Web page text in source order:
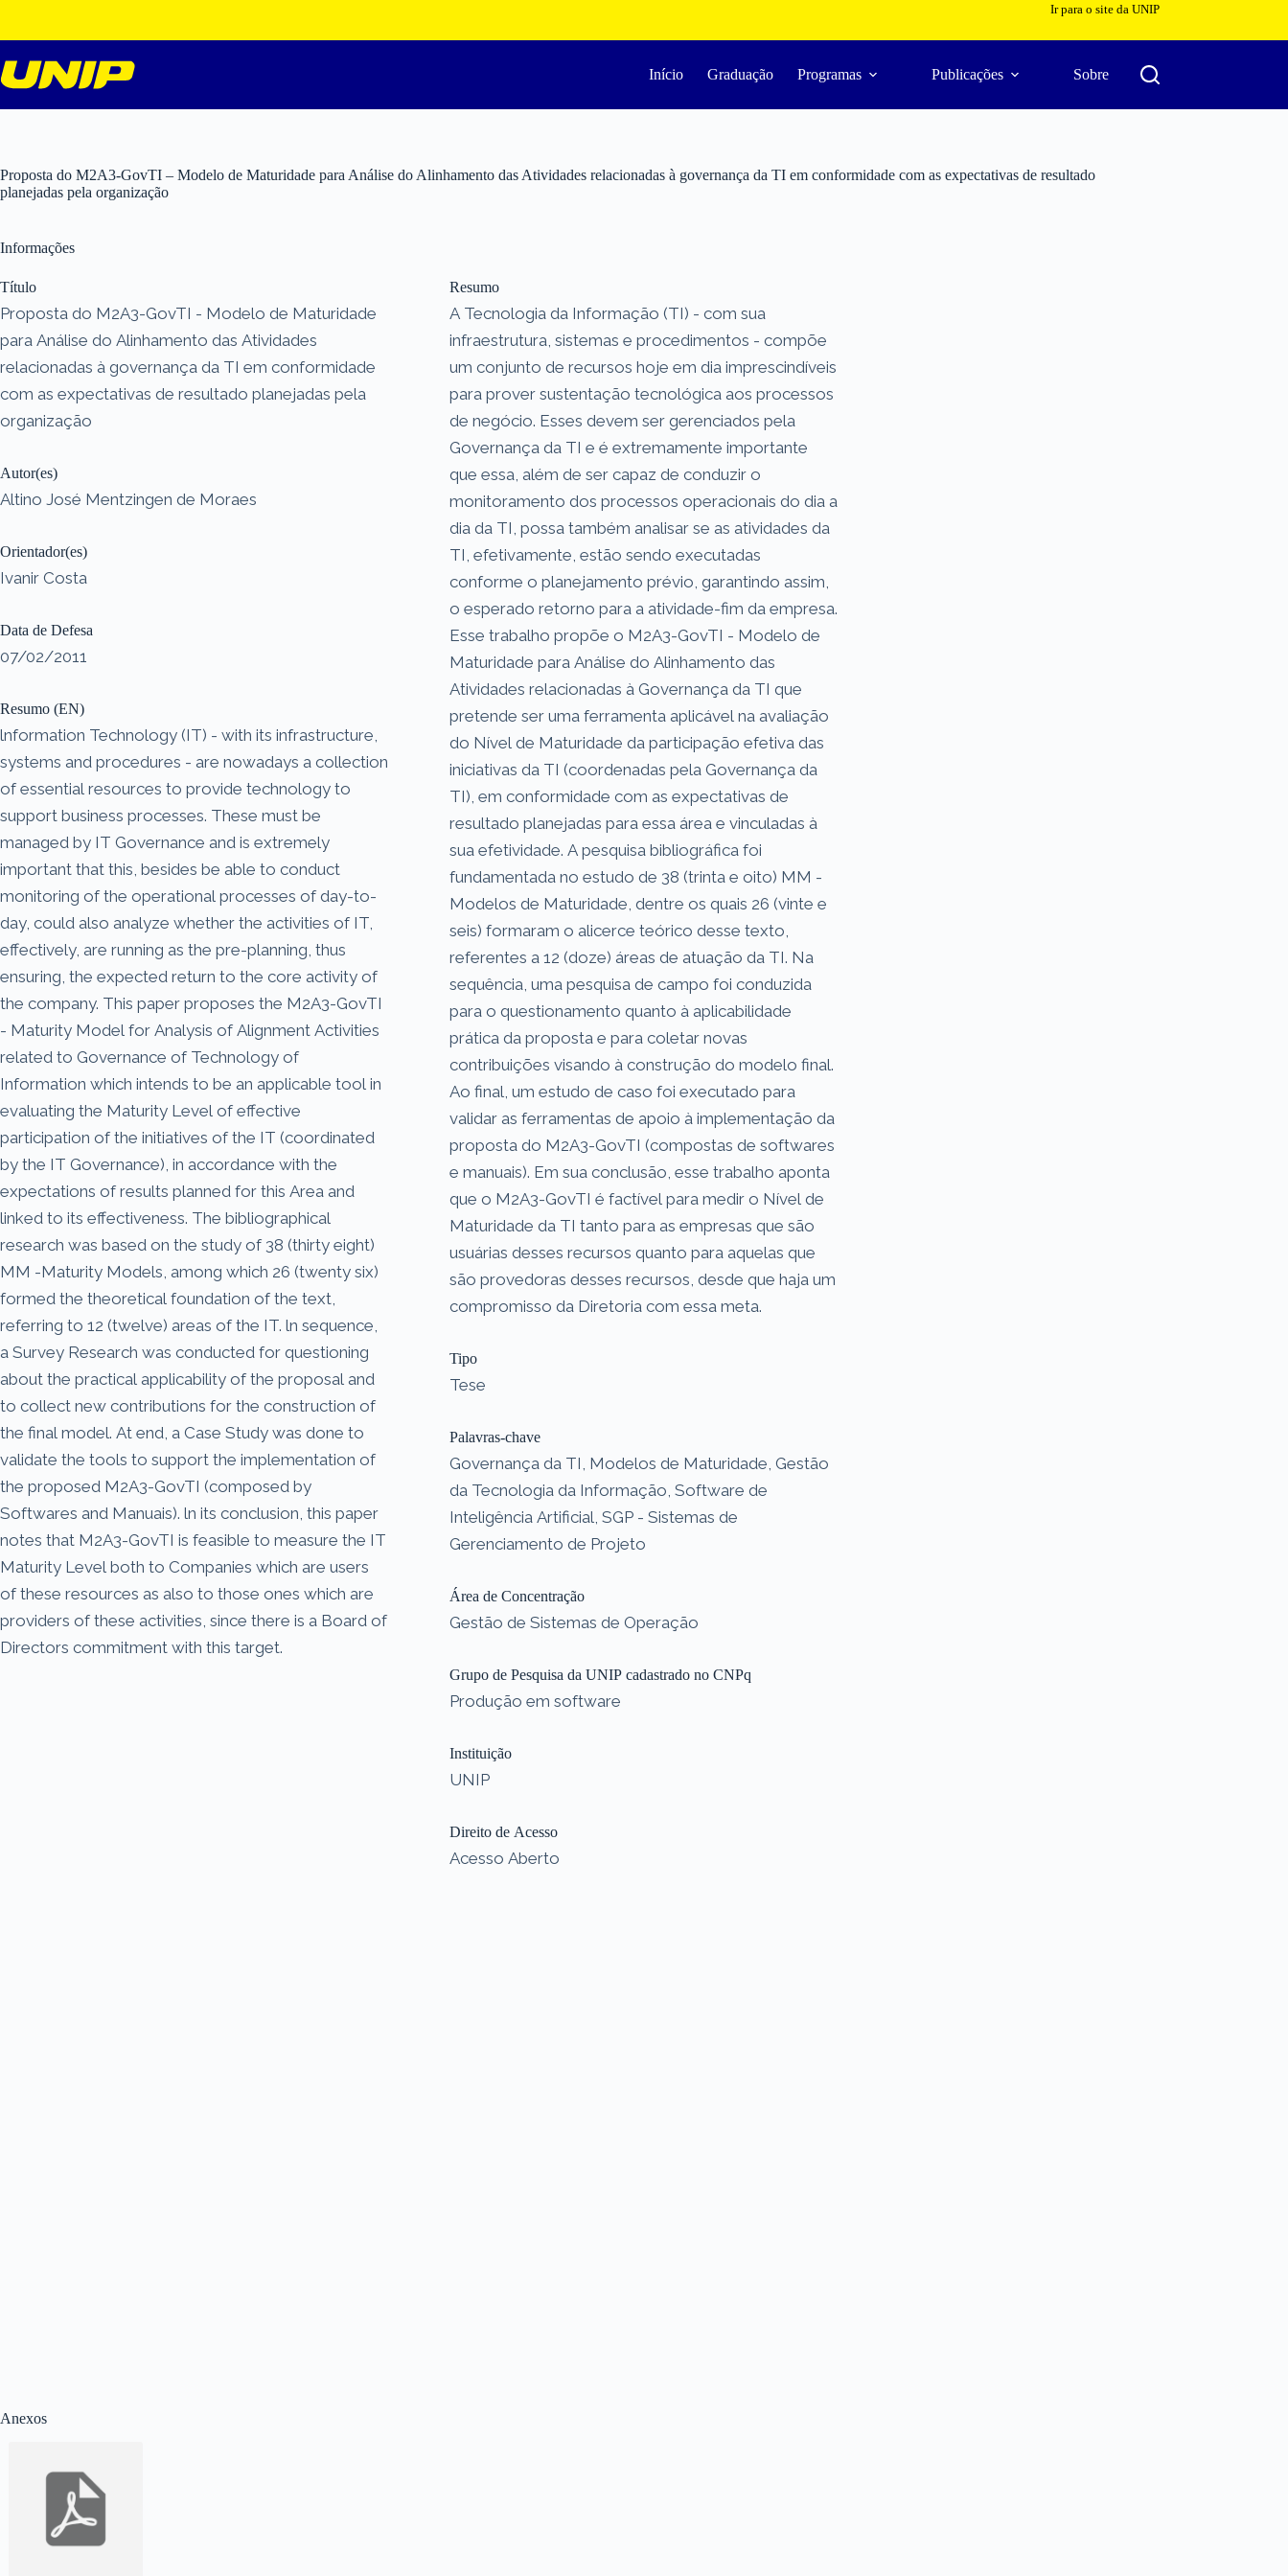
o
conteúdo
Ir para o site da UNIP
Início Graduação Programas Publicações Sobre
Proposta do M2A3-GovTI – Modelo de Maturidade para Análise do Alinhamento das Atividades relacionadas à governança da TI em conformidade com as expectativas de resultado
planejadas pela organização
Anexos
Informações
Título
Proposta do M2A3-GovTI - Modelo de Maturidade
para Análise do Alinhamento das Atividades
relacionadas à governança da TI em conformidade
com as expectativas de resultado planejadas pela
organização
Autor(es)
Altino José Mentzingen de Moraes
Orientador(es)
Ivanir Costa
Data de Defesa
07/02/2011
Resumo (EN)
lnformation Technology (IT) - with its infrastructure,
systems and procedures - are nowadays a collection
of essential resources to provide technology to
support business processes. These must be
managed by IT Governance and is extremely
important that this, besides be able to conduct
monitoring of the operational processes of day-to-
day, could also analyze whether the activities of IT,
effectively, are running as the pre-planning, thus
ensuring, the expected return to the core activity of
the company. This paper proposes the M2A3-GovTI
- Maturity Model for Analysis of Alignment Activities
related to Governance of Technology of
Information which intends to be an applicable tool in
evaluating the Maturity Level of effective
participation of the initiatives of the IT (coordinated
by the IT Governance), in accordance with the
expectations of results planned for this Area and
linked to its effectiveness. The bibliographical
research was based on the study of 38 (thirty eight)
MM -Maturity Models, among which 26 (twenty six)
formed the theoretical foundation of the text,
referring to 12 (twelve) areas of the IT. ln sequence,
a Survey Research was conducted for questioning
about the practical applicability of the proposal and
to collect new contributions for the construction of
the final model. At end, a Case Study was done to
validate the tools to support the implementation of
the proposed M2A3-GovTI (composed by
Softwares and Manuais). ln its conclusion, this paper
notes that M2A3-GovTI is feasible to measure the IT
Maturity Level both to Companies which are users
of these resources as also to those ones which are
providers of these activities, since there is a Board of
Directors commitment with this target.
Resumo
A Tecnologia da Informação (TI) - com sua
infraestrutura, sistemas e procedimentos - compõe
um conjunto de recursos hoje em dia imprescindíveis
para prover sustentação tecnológica aos processos
de negócio. Esses devem ser gerenciados pela
Governança da TI e é extremamente importante
que essa, além de ser capaz de conduzir o
monitoramento dos processos operacionais do dia a
dia da TI, possa também analisar se as atividades da
TI, efetivamente, estão sendo executadas
conforme o planejamento prévio, garantindo assim,
o esperado retorno para a atividade-fim da empresa.
Esse trabalho propõe o M2A3-GovTI - Modelo de
Maturidade para Análise do Alinhamento das
Atividades relacionadas à Governança da TI que
pretende ser uma ferramenta aplicável na avaliação
do Nível de Maturidade da participação efetiva das
iniciativas da TI (coordenadas pela Governança da
TI), em conformidade com as expectativas de
resultado planejadas para essa área e vinculadas à
sua efetividade. A pesquisa bibliográfica foi
fundamentada no estudo de 38 (trinta e oito) MM -
Modelos de Maturidade, dentre os quais 26 (vinte e
seis) formaram o alicerce teórico desse texto,
referentes a 12 (doze) áreas de atuação da TI. Na
sequência, uma pesquisa de campo foi conduzida
para o questionamento quanto à aplicabilidade
prática da proposta e para coletar novas
contribuições visando à construção do modelo final.
Ao final, um estudo de caso foi executado para
validar as ferramentas de apoio à implementação da
proposta do M2A3-GovTI (compostas de softwares
e manuais). Em sua conclusão, esse trabalho aponta
que o M2A3-GovTI é factível para medir o Nível de
Maturidade da TI tanto para as empresas que são
usuárias desses recursos quanto para aquelas que
são provedoras desses recursos, desde que haja um
compromisso da Diretoria com essa meta.
Tipo
Tese
Palavras-chave
Governança da TI, Modelos de Maturidade, Gestão
da Tecnologia da Informação, Software de
Inteligência Artificial, SGP - Sistemas de
Gerenciamento de Projeto
Área de Concentração
Gestão de Sistemas de Operação
Grupo de Pesquisa da UNIP cadastrado no CNPq
Produção em software
Instituição
UNIP
Direito de Acesso
Acesso Aberto